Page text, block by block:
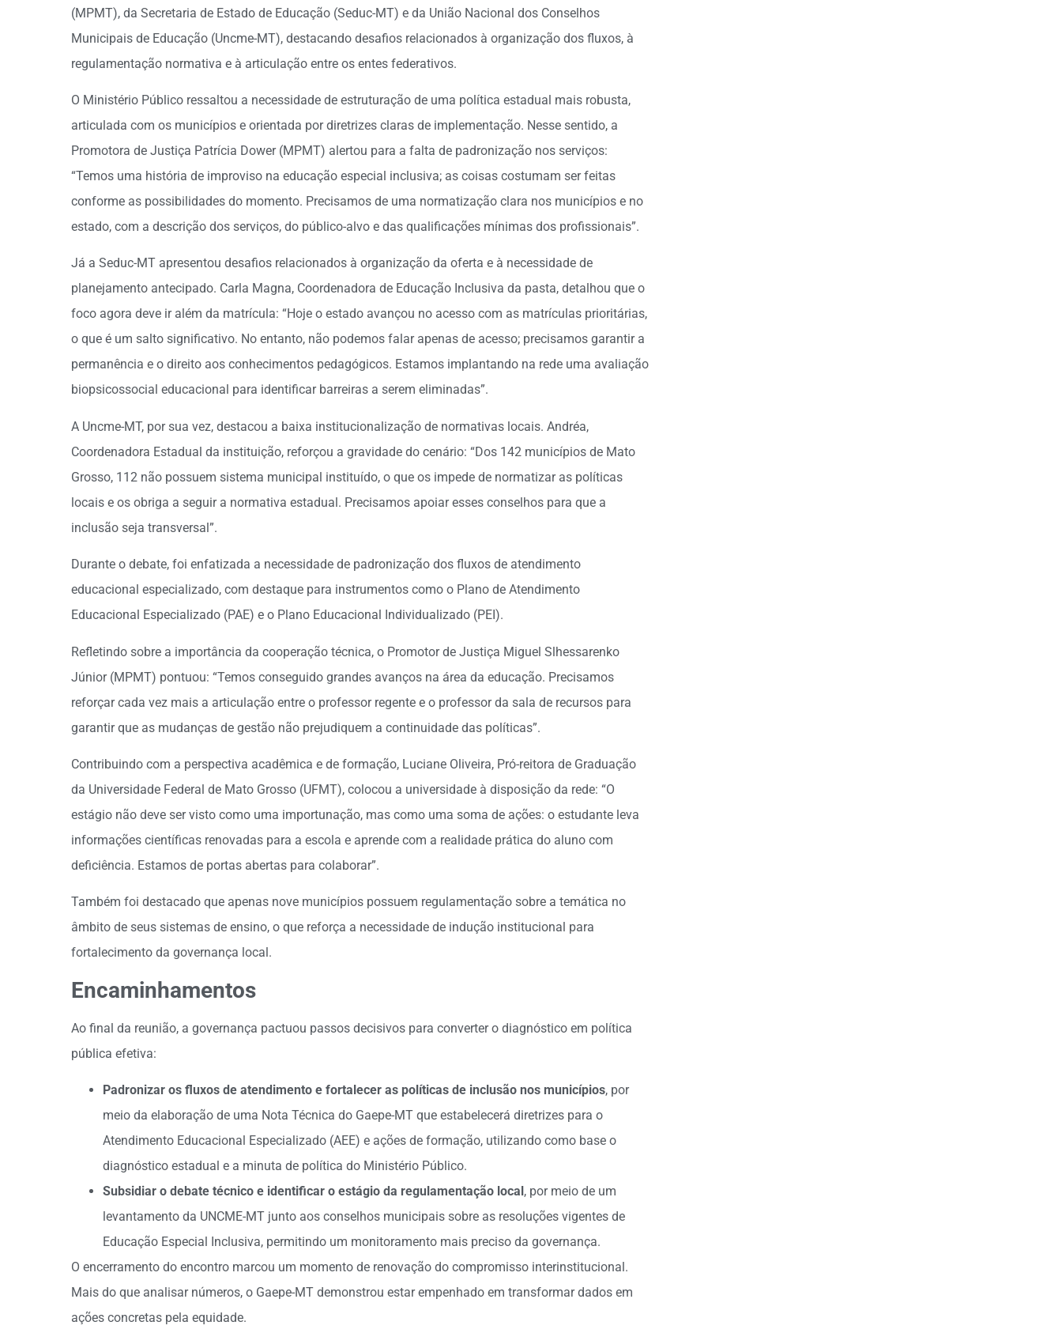
(MPMT), da Secretaria de Estado de Educação (Seduc-MT) e da União Nacional dos Conselhos
Municipais de Educação (Uncme-MT), destacando desafios relacionados à organização dos fluxos, à
regulamentação normativa e à articulação entre os entes federativos.
O Ministério Público ressaltou a necessidade de estruturação de uma política estadual mais robusta,
articulada com os municípios e orientada por diretrizes claras de implementação. Nesse sentido, a
Promotora de Justiça Patrícia Dower (MPMT) alertou para a falta de padronização nos serviços:
“Temos uma história de improviso na educação especial inclusiva; as coisas costumam ser feitas
conforme as possibilidades do momento. Precisamos de uma normatização clara nos municípios e no
estado, com a descrição dos serviços, do público-alvo e das qualificações mínimas dos profissionais”.
Já a Seduc-MT apresentou desafios relacionados à organização da oferta e à necessidade de
planejamento antecipado. Carla Magna, Coordenadora de Educação Inclusiva da pasta, detalhou que o
foco agora deve ir além da matrícula: “Hoje o estado avançou no acesso com as matrículas prioritárias,
o que é um salto significativo. No entanto, não podemos falar apenas de acesso; precisamos garantir a
permanência e o direito aos conhecimentos pedagógicos. Estamos implantando na rede uma avaliação
biopsicossocial educacional para identificar barreiras a serem eliminadas”.
A Uncme-MT, por sua vez, destacou a baixa institucionalização de normativas locais. Andréa,
Coordenadora Estadual da instituição, reforçou a gravidade do cenário: “Dos 142 municípios de Mato
Grosso, 112 não possuem sistema municipal instituído, o que os impede de normatizar as políticas
locais e os obriga a seguir a normativa estadual. Precisamos apoiar esses conselhos para que a
inclusão seja transversal”.
Durante o debate, foi enfatizada a necessidade de padronização dos fluxos de atendimento
educacional especializado, com destaque para instrumentos como o Plano de Atendimento
Educacional Especializado (PAE) e o Plano Educacional Individualizado (PEI).
Refletindo sobre a importância da cooperação técnica, o Promotor de Justiça Miguel Slhessarenko
Júnior (MPMT) pontuou: “Temos conseguido grandes avanços na área da educação. Precisamos
reforçar cada vez mais a articulação entre o professor regente e o professor da sala de recursos para
garantir que as mudanças de gestão não prejudiquem a continuidade das políticas”.
Contribuindo com a perspectiva acadêmica e de formação, Luciane Oliveira, Pró-reitora de Graduação
da Universidade Federal de Mato Grosso (UFMT), colocou a universidade à disposição da rede: “O
estágio não deve ser visto como uma importunação, mas como uma soma de ações: o estudante leva
informações científicas renovadas para a escola e aprende com a realidade prática do aluno com
deficiência. Estamos de portas abertas para colaborar”.
Também foi destacado que apenas nove municípios possuem regulamentação sobre a temática no
âmbito de seus sistemas de ensino, o que reforça a necessidade de indução institucional para
fortalecimento da governança local.
Encaminhamentos
Ao final da reunião, a governança pactuou passos decisivos para converter o diagnóstico em política
pública efetiva:
Padronizar os fluxos de atendimento e fortalecer as políticas de inclusão nos municípios, por
meio da elaboração de uma Nota Técnica do Gaepe-MT que estabelecerá diretrizes para o
Atendimento Educacional Especializado (AEE) e ações de formação, utilizando como base o
diagnóstico estadual e a minuta de política do Ministério Público.
Subsidiar o debate técnico e identificar o estágio da regulamentação local , por meio de um
levantamento da UNCME-MT junto aos conselhos municipais sobre as resoluções vigentes de
Educação Especial Inclusiva, permitindo um monitoramento mais preciso da governança.
O encerramento do encontro marcou um momento de renovação do compromisso interinstitucional.
Mais do que analisar números, o Gaepe-MT demonstrou estar empenhado em transformar dados em
ações concretas pela equidade.